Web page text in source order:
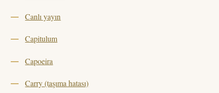
Canlı yayın
Capitulum
Capoeira
Carry (taşıma hatası)